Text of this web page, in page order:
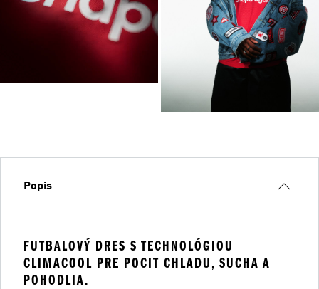
Popis
FUTBALOVÝ DRES S TECHNOLÓGIOU
CLIMACOOL PRE POCIT CHLADU, SUCHA A
POHODLIA.